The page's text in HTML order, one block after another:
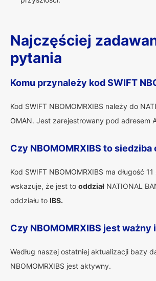
Najczęściej
pytania
Komu przynależy kod SWIFT
Kod SWIFT NBOMOMRXIBS należy do
OMAN. Jest zarejestrowany pod adresem
Czy NBOMOMRXIBS to siedziba
Kod SWIFT NBOMOMRXIBS ma długość
wskazuje, że jest to oddział NATIONAL
oddziału to IBS.
Czy NBOMOMRXIBS jest ważny
Według naszej ostatniej aktualizacji bazy
NBOMOMRXIBS jest aktywny.